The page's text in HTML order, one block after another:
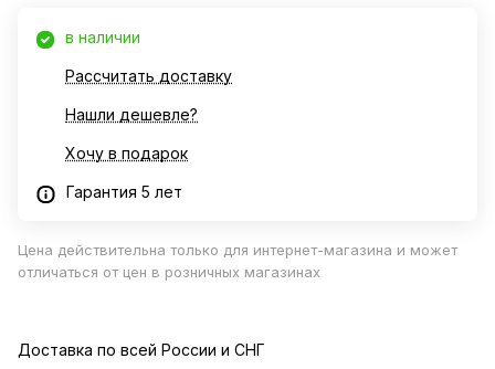
в наличии
Рассчитать доставку
Нашли дешевле?
Хочу в подарок
Гарантия 5 лет
Цена действительна только для интернет-магазина и может
отличаться от цен в розничных магазинах
Доставка по всей России и СНГ